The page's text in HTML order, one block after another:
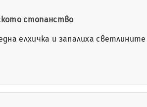
стопанство
елхичка и запалиха светлините